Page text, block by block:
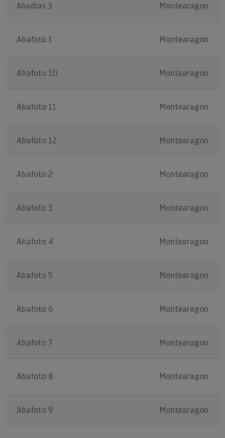
Abadias 3 Montearagon
Abafoto 1 Montearagon
Abafoto 10 Montearagon
Abafoto 11 Montearagon
Abafoto 12 Montearagon
Abafoto 2 Montearagon
Abafoto 3 Montearagon
Abafoto 4 Montearagon
Abafoto 5 Montearagon
Abafoto 6 Montearagon
Abafoto 7 Montearagon
Abafoto 8 Montearagon
Abafoto 9 Montearagon